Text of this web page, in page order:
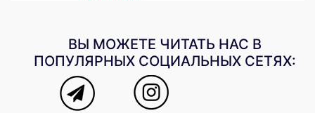
ВЫ МОЖЕТЕ ЧИТАТЬ НАС В
ПОПУЛЯРНЫХ СОЦИАЛЬНЫХ СЕТЯХ: